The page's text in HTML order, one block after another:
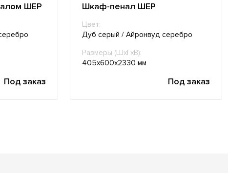
ШЕР
Под заказ
Шкаф-пенал ШЕР
Цвет:
Дуб серый / Айронвуд серебро
Размеры (ШхГхВ):
405х600х2330 мм
Под заказ